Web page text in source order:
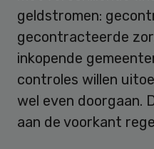
geldstromen:
gecontracteerde
inkopende
controles willen
wel even doorgaan.
aan de voorkant